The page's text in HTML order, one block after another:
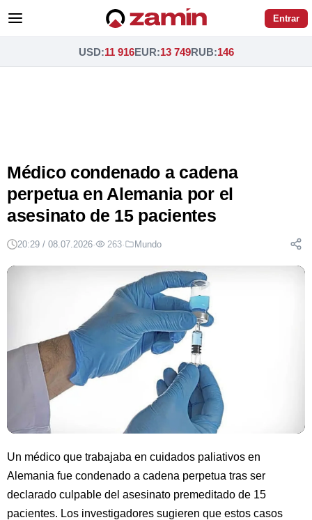
Entrar
USD:11 916EUR:13 749RUB:146
Médico condenado a cadena
perpetua en Alemania por el
asesinato de 15 pacientes
20:29 / 08.07.2026· 263· Mundo
Un médico que trabajaba en cuidados paliativos en
Alemania fue condenado a cadena perpetua tras ser
declarado culpable del asesinato premeditado de 15
pacientes. Los investigadores sugieren que estos casos